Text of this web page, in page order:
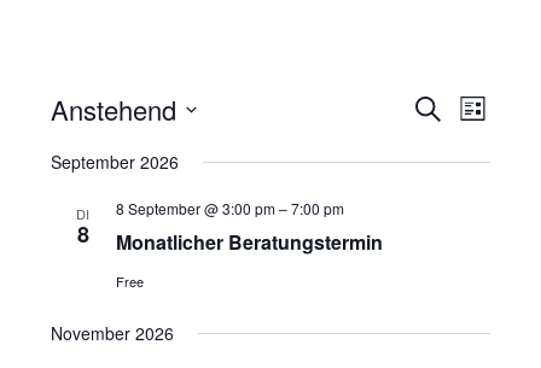
SucheListe
Anstehend
wählen.
September 2026
DI
8
8 September @ 3:00 pm–7:00 pm
Monatlicher Beratungstermin
Free
November 2026